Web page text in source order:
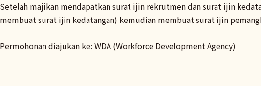
Setelah majikan mendapatkan surat ijin rekrutmen dan surat ijin
membuat surat ijin kedatangan) kemudian membuat surat ijin
Permohonan diajukan ke: WDA (Workforce Development Agency)